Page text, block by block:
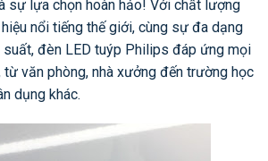
sự lựa chọn hoàn hảo! Với chất lượng
nổi tiếng thế giới, cùng sự đa dạng
suất, đèn LED tuýp Philips đáp ứng mọi
từ văn phòng, nhà xưởng đến trường học
dụng khác.